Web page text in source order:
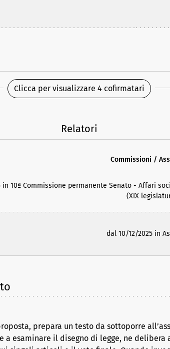
Clicca per visualizzare 4 cofirmatari
Relatori
Commissioni /
in 10ª Commissione permanente Senato - Affari
(XIX
dal 10/12/2025 in
prepara un testo da sottoporre
a esaminare il disegno di legge, ne